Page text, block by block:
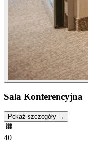
Sala Konferencyjna
Pokaż szczegóły →
40